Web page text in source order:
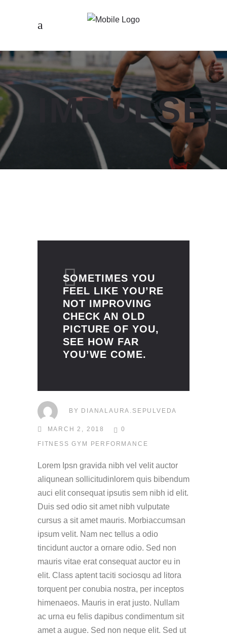
SOMETIMES YOU
FEEL LIKE YOU’RE
NOT IMPROVING
CHECK AN OLD
PICTURE OF YOU,
SEE HOW FAR
YOU’WE COME.
BY DIANALAURA.SEPULVEDA
MARCH 2, 2018 0
FITNESS GYM PERFORMANCE
Lorem Ipsn gravida nibh vel velit auctor
aliqunean sollicitudinlorem quis bibendum
auci elit consequat ipsutis sem nibh id elit.
Duis sed odio sit amet nibh vulputate
cursus a sit amet mauris. Morbiaccumsan
ipsum velit. Nam nec tellus a odio
tincidunt auctor a ornare odio. Sed non
mauris vitae erat consequat auctor eu in
elit. Class aptent taciti sociosqu ad litora
torquent per conubia nostra, per inceptos
himenaeos. Mauris in erat justo. Nullam
ac urna eu felis dapibus condimentum sit
amet a augue. Sed non neque elit. Sed ut